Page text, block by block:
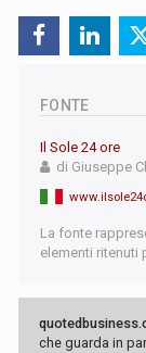
FONTE
Il Sole 24 ore
di Giuseppe
La fonte
elementi ritenuti
che guarda in